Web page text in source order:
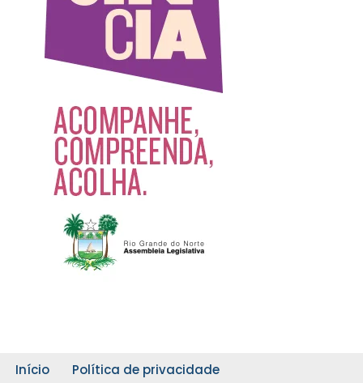
Início
Política de privacidade